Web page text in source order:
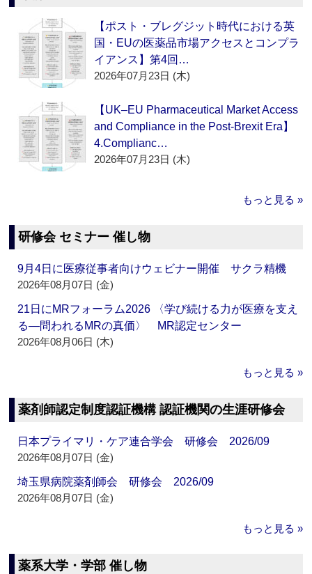
【ポスト・ブレグジット時代における英
国・EUの医薬品市場アクセスとコンプラ
イアンス】第4回…
2026年07月23日 (木)
【UK–EU Pharmaceutical Market Access
and Compliance in the Post-Brexit Era】
4.Complianc…
2026年07月23日 (木)
もっと見る »
研修会 セミナー 催し物
9月4日に医療従事者向けウェビナー開催 サクラ精機
2026年08月07日 (金)
21日にMRフォーラム2026 〈学び続ける力が医療を支え
る―問われるMRの真価〉 MR認定センター
2026年08月06日 (木)
もっと見る »
薬剤師認定制度認証機構 認証機関の生涯研修会
日本プライマリ・ケア連合学会 研修会 2026/09
2026年08月07日 (金)
埼玉県病院薬剤師会 研修会 2026/09
2026年08月07日 (金)
もっと見る »
薬系大学・学部 催し物